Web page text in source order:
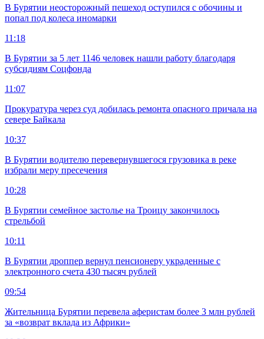
В Бурятии неосторожный пешеход оступился с обочины и
попал под колеса иномарки
11:18
В Бурятии за 5 лет 1146 человек нашли работу благодаря
субсидиям Соцфонда
11:07
Прокуратура через суд добилась ремонта опасного причала на
севере Байкала
10:37
В Бурятии водителю перевернувшегося грузовика в реке
избрали меру пресечения
10:28
В Бурятии семейное застолье на Троицу закончилось
стрельбой
10:11
В Бурятии дроппер вернул пенсионеру украденные с
электронного счета 430 тысяч рублей
09:54
Жительница Бурятии перевела аферистам более 3 млн рублей
за «возврат вклада из Африки»